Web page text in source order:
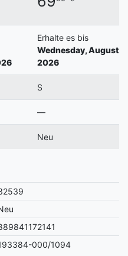
Erhalte es bis
Wednesday, August
2026
S
—
Neu
000/1094